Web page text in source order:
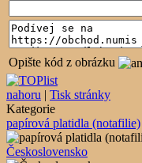
Opište kód z obrázku
nahoru | Tisk stránky
Kategorie
papírová platidla (notafilie)
Československo